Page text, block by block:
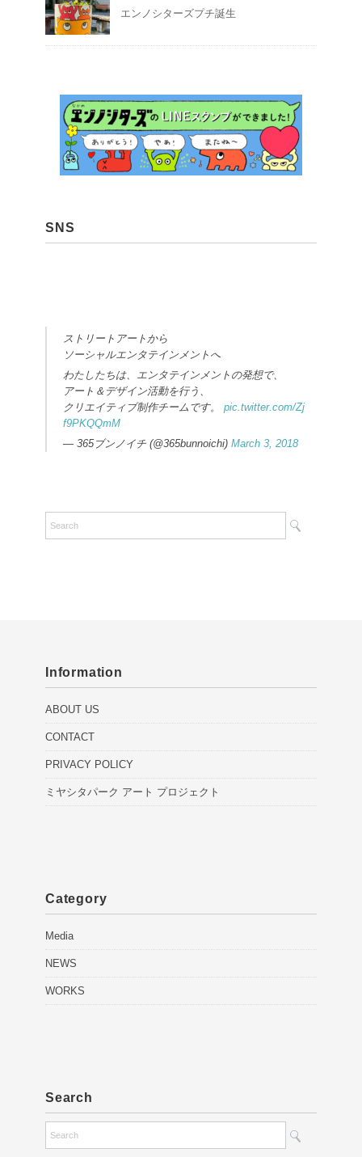
エンノシターズプチ誕生
SNS
ストリートアートから
ソーシャルエンタテインメントへ
わたしたちは、エンタテインメントの発想で、
アート＆デザイン活動を行う、
クリエイティブ制作チームです。 pic.twitter.com/Zj
f9PKQQmM
— 365ブンノイチ (@365bunnoichi) March 3, 2018
Information
ABOUT US
CONTACT
PRIVACY POLICY
ミヤシタパーク アート プロジェクト
Category
Media
NEWS
WORKS
Search